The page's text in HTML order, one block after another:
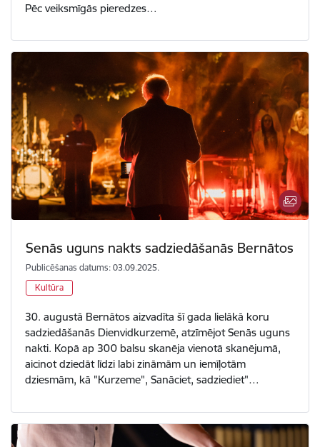
Pēc veiksmīgās pieredzes…
Senās uguns nakts sadziedāšanās Bernātos
Publicēšanas datums: 03.09.2025.
Kultūra
30. augustā Bernātos aizvadīta šī gada lielākā koru
sadziedāšanās Dienvidkurzemē, atzīmējot Senās uguns
nakti. Kopā ap 300 balsu skanēja vienotā skanējumā,
aicinot dziedāt līdzi labi zināmām un iemīļotām
dziesmām, kā "Kurzeme", Sanāciet, sadziediet"…